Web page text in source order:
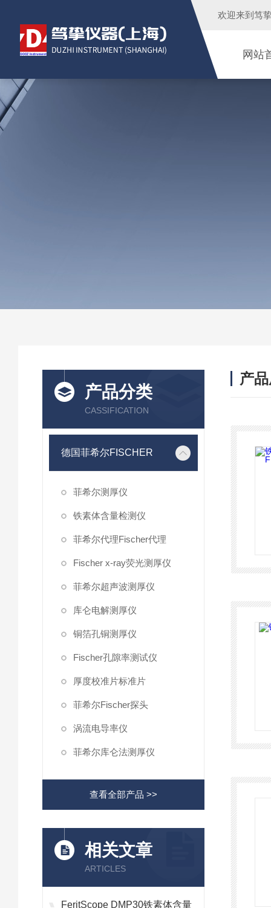
欢迎来到 笃
网站
产品分类
CASSIFICATION
德国菲希尔FISCHER
菲希尔测厚仪
铁素体含量检测仪
菲希尔代理Fischer代理
Fischer x-ray荧光测厚仪
菲希尔超声波测厚仪
库仑电解测厚仪
铜箔孔铜测厚仪
Fischer孔隙率测试仪
厚度校准片标准片
菲希尔Fischer探头
涡流电导率仪
菲希尔库仑法测厚仪
查看全部产品 >>
相关文章
ARTICLES
FeritScope DMP30铁素体含量
产